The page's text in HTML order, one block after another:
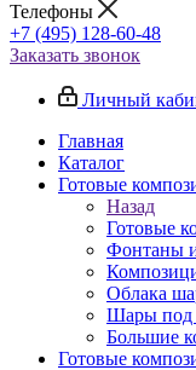
Телефоны
+7 (495) 128-60-48
Заказать звонок
Личный
Главная
Каталог
Готовые
Назад
Готовые
Фонтаны
Облака
Шары под
Большие
Готовые